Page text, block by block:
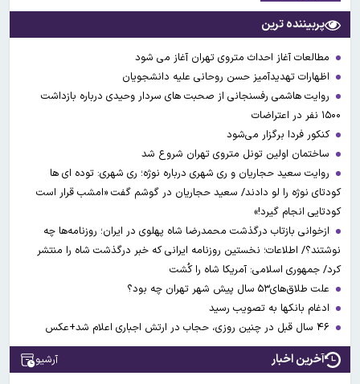
پربیننده ترین
مطالعات آغاز احداث متروی تهران آغاز می شود
اظهارات تهدیدآمیز حسن روحانی علیه دانشجویان
روایت هاشمی رفسنجانی از صحبت های سردار وحیدی درباره بازداشت
۱۵۰۰ نفر در اعتراضات
کنکور فردا برگزار می‌شود
ساختمان اولین تونل متروی تهران شروع شد
روایت سعید حجاریان و ری شهری درباره نوژه؛ ری شهری: توده ای ها
کودتای نوژه را لو دادند/ سعید حجاریان در گوشم گفت «امشب قرار است
کودتایی انجام گیرد!»
ازخوانی بازتاب درگذشت محمدرضا شاه پهلوی در ایران؛ روزنامه‌ها چه
نوشتند؟/ اطلاعات؛ نخستین روزنامه ایرانی که خبر درگذشت شاه را منتشر
کرد/ جمهوری اسلامی: آمریکا شاه را کُشت
علت طلاق‌های۵۳ سال پیش شهر تهران چه بود؟
ادغام بانکها به تصویب رسید
آخرین اخبار آرشیو